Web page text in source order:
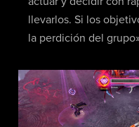
llevarlos. Si los
la perdición del